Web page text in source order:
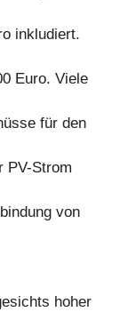
inkludiert.
Euro. Viele
für den
PV-Strom
von
hoher